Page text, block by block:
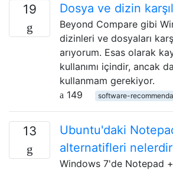
19 Dosya ve dizin
Beyond Compare gibi
dizinleri ve dosyaları
arıyorum. Esas olarak
kullanımı içindir, ancak
kullanmam gerekiyor.
149
software-
13
Ubuntu'daki
alternatifleri
Windows 7'de Notepad